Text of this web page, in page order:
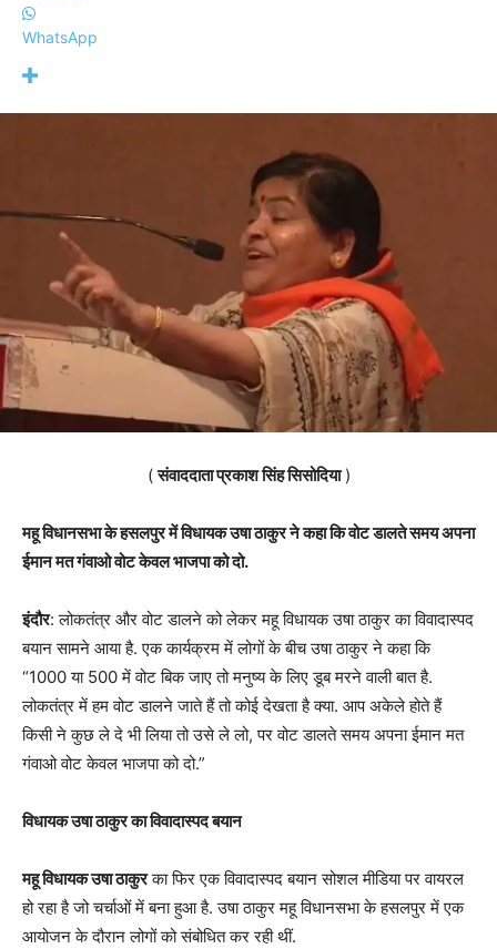
WhatsApp
(संवाददाता प्रकाश सिंह सिसोदिया)
महू विधानसभा के हसलपुर में विधायक उषा ठाकुर ने कहा कि वोट डालते समय अपना
ईमान मत गंवाओ वोट केवल भाजपा को दो.
इंदौर: लोकतंत्र और वोट डालने को लेकर महू विधायक उषा ठाकुर का विवादास्पद
बयान सामने आया है. एक कार्यक्रम में लोगों के बीच उषा ठाकुर ने कहा कि
“1000 या 500 में वोट बिक जाए तो मनुष्य के लिए डूब मरने वाली बात है.
लोकतंत्र में हम वोट डालने जाते हैं तो कोई देखता है क्या. आप अकेले होते हैं
किसी ने कुछ ले दे भी लिया तो उसे ले लो, पर वोट डालते समय अपना ईमान मत
गंवाओ वोट केवल भाजपा को दो.”
विधायक उषा ठाकुर का विवादास्पद बयान
महू विधायक उषा ठाकुरका फिर एक विवादास्पद बयान सोशल मीडिया पर वायरल
हो रहा है जो चर्चाओं में बना हुआ है. उषा ठाकुर महू विधानसभा के हसलपुर में एक
आयोजन के दौरान लोगों को संबोधित कर रही थीं.